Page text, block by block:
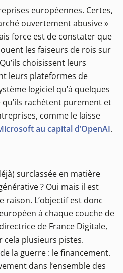
européennes. Certes,
ouvertement abusive »
force est de constater que
les faiseurs de rois sur
choisissent leurs
leurs plateformes de
logiciel qu’à quelques
rachètent purement et
comme le laisse
au capital d’OpenAI.
surclassée en matière
? Oui mais il est
L’objectif est donc
à chaque couche de
de France Digitale,
cela plusieurs pistes.
la guerre : le financement.
dans l’ensemble des